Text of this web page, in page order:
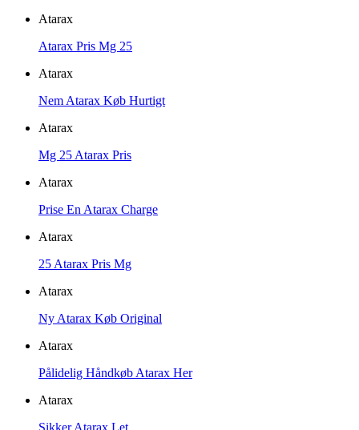
Atarax
Atarax Pris Mg 25
Atarax
Nem Atarax Køb Hurtigt
Atarax
Mg 25 Atarax Pris
Atarax
Prise En Atarax Charge
Atarax
25 Atarax Pris Mg
Atarax
Ny Atarax Køb Original
Atarax
Pålidelig Håndkøb Atarax Her
Atarax